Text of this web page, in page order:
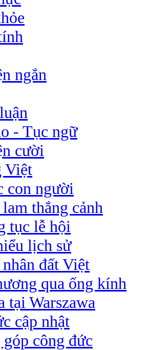
ngắn
- Tục ngữ
cười
Việt
con người
thắng cảnh
tục lễ hội
lịch sử
đất Việt
qua ống kính
tại Warszawa
cập nhật
công đức